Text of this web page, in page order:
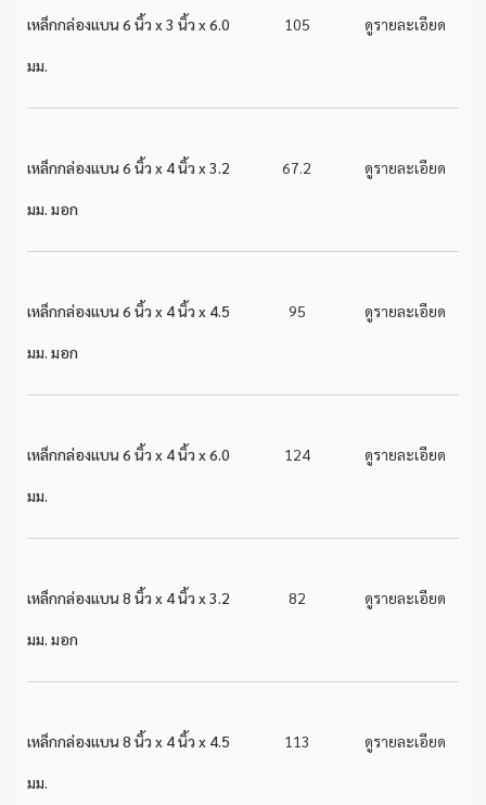
เหล็กกล่องแบน 6 นิ้ว x 3 นิ้ว x 6.0
มม.
105 ดูรายละเอียด
เหล็กกล่องแบน 6 นิ้ว x 4 นิ้ว x 3.2
มม. มอก
67.2 ดูรายละเอียด
เหล็กกล่องแบน 6 นิ้ว x 4 นิ้ว x 4.5
มม. มอก
95 ดูรายละเอียด
เหล็กกล่องแบน 6 นิ้ว x 4 นิ้ว x 6.0
มม.
124 ดูรายละเอียด
เหล็กกล่องแบน 8 นิ้ว x 4 นิ้ว x 3.2
มม. มอก
82 ดูรายละเอียด
เหล็กกล่องแบน 8 นิ้ว x 4 นิ้ว x 4.5
มม.
113 ดูรายละเอียด